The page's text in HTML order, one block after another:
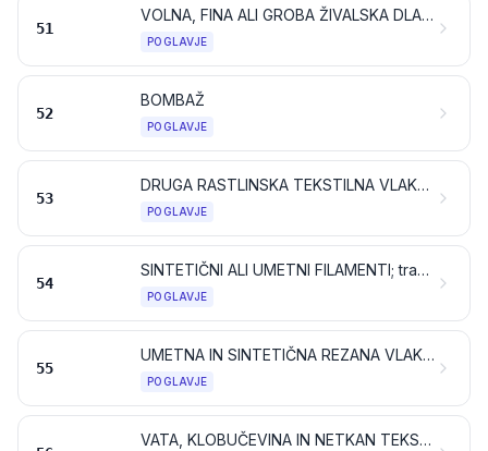
51
VOLNA, FINA ALI GROBA ŽIVALSKA DLAKA; PREJA IN TKANINE IZ KONJSKE ŽIME
POGLAVJE
52
BOMBAŽ
POGLAVJE
53
DRUGA RASTLINSKA TEKSTILNA VLAKNA; PAPIRNA PREJA IN TKANINE IZ PAPIRNE PREJE
POGLAVJE
54
SINTETIČNI ALI UMETNI FILAMENTI; trakovi in podobno iz sintetičnih ali umetnih tekstilnih materialov
POGLAVJE
55
UMETNA IN SINTETIČNA REZANA VLAKNA
POGLAVJE
VATA, KLOBUČEVINA IN NETKAN TEKSTIL; SPECIALNE PREJE; DVONITNE VRVI, VRVJE, MOTVOZI, KONOPCI IN KABLI TER IZ NJIH IZDELANI PROIZVODI